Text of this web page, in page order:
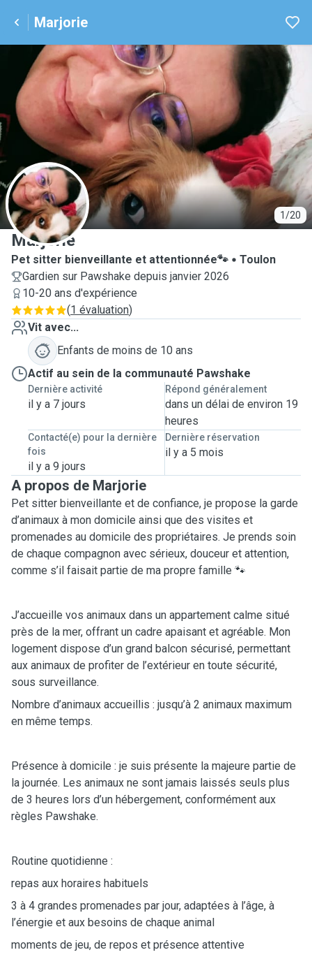
Marjorie
1/20
M
Marjorie
Pet sitter bienveillante et attentionnée🐾
Toulon
Gardien sur Pawshake depuis janvier 2026
10-20 ans d'expérience
(1 évaluation)
Vit avec...
Enfants de moins de 10 ans
Actif au sein de la communauté Pawshake
Dernière activité
il y a 7 jours
Répond généralement
dans un délai de environ 19
heures
Contacté(e) pour la dernière
fois
il y a 9 jours
Dernière réservation
il y a 5 mois
A propos de Marjorie
Pet sitter bienveillante et de confiance, je propose la garde
d’animaux à mon domicile ainsi que des visites et
promenades au domicile des propriétaires. Je prends soin
de chaque compagnon avec sérieux, douceur et attention,
comme s’il faisait partie de ma propre famille 🐾
J’accueille vos animaux dans un appartement calme situé
près de la mer, offrant un cadre apaisant et agréable. Mon
logement dispose d’un grand balcon sécurisé, permettant
aux animaux de profiter de l’extérieur en toute sécurité,
sous surveillance.
Nombre d’animaux accueillis : jusqu’à 2 animaux maximum
en même temps.
Présence à domicile : je suis présente la majeure partie de
la journée. Les animaux ne sont jamais laissés seuls plus
de 3 heures lors d’un hébergement, conformément aux
règles Pawshake.
Routine quotidienne :
repas aux horaires habituels
3 à 4 grandes promenades par jour, adaptées à l’âge, à
l’énergie et aux besoins de chaque animal
moments de jeu, de repos et présence attentive